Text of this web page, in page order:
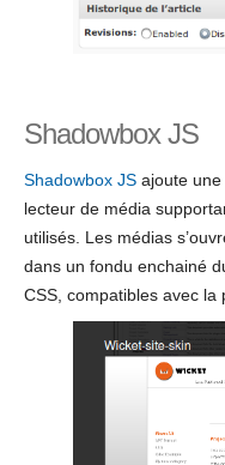
Shadowbox JS
Shadowbox JS ajoute une
lecteur de média
utilisés. Les médias
dans un fondu enchainé
CSS, compatibles avec la